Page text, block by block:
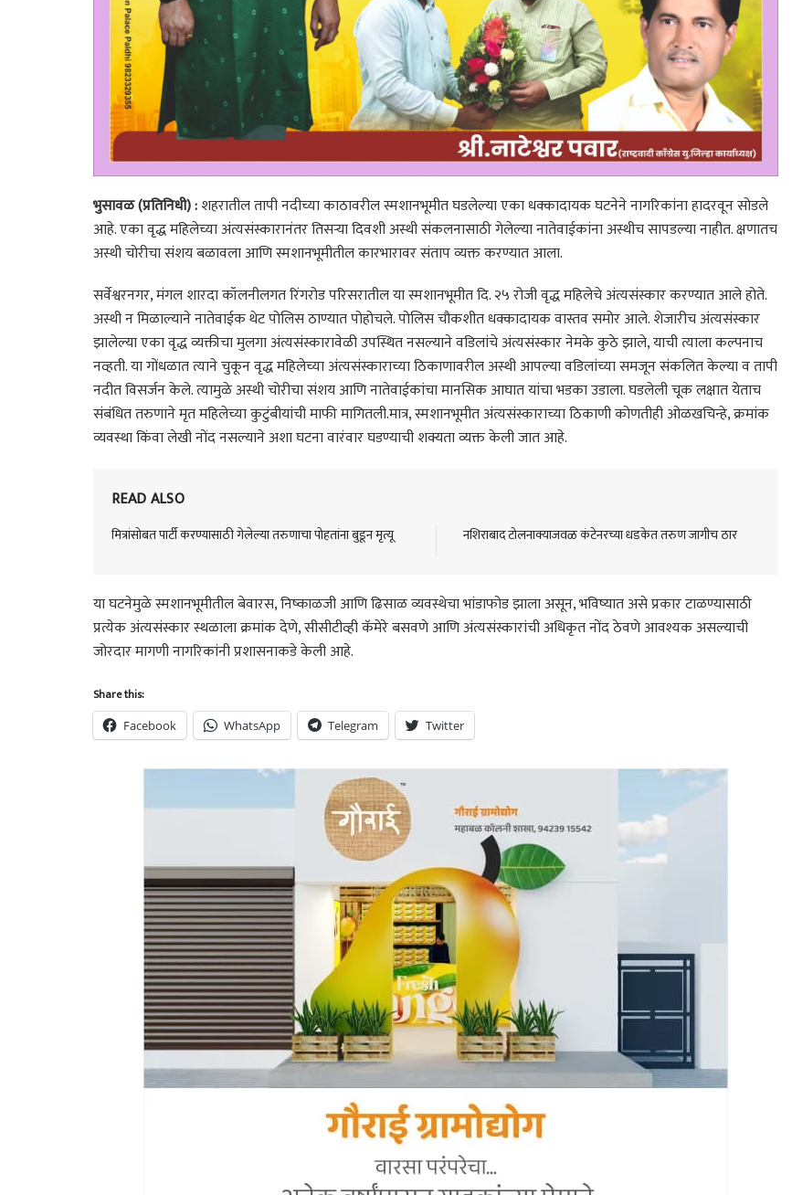
भुसावळ (प्रतिनिधी) :शहरातील तापी नदीच्या काठावरील स्मशानभूमीत घडलेल्या एका धक्कादायक घटनेने नागरिकांना हादरवून सोडले
आहे. एका वृद्ध महिलेच्या अंत्यसंस्कारानंतर तिसऱ्या दिवशी अस्थी संकलनासाठी गेलेल्या नातेवाईकांना अस्थीच सापडल्या नाहीत. क्षणातच
अस्थी चोरीचा संशय बळावला आणि स्मशानभूमीतील कारभारावर संताप व्यक्त करण्यात आला.
सर्वेश्वरनगर, मंगल शारदा कॉलनीलगत रिंगरोड परिसरातील या स्मशानभूमीत दि. २५ रोजी वृद्ध महिलेचे अंत्यसंस्कार करण्यात आले होते.
अस्थी न मिळाल्याने नातेवाईक थेट पोलिस ठाण्यात पोहोचले. पोलिस चौकशीत धक्कादायक वास्तव समोर आले. शेजारीच अंत्यसंस्कार
झालेल्या एका वृद्ध व्यक्तीचा मुलगा अंत्यसंस्कारावेळी उपस्थित नसल्याने वडिलांचे अंत्यसंस्कार नेमके कुठे झाले, याची त्याला कल्पनाच
नव्हती. या गोंधळात त्याने चुकून वृद्ध महिलेच्या अंत्यसंस्काराच्या ठिकाणावरील अस्थी आपल्या वडिलांच्या समजून संकलित केल्या व तापी
नदीत विसर्जन केले. त्यामुळे अस्थी चोरीचा संशय आणि नातेवाईकांचा मानसिक आघात यांचा भडका उडाला. घडलेली चूक लक्षात येताच
संबंधित तरुणाने मृत महिलेच्या कुटुंबीयांची माफी मागितली.मात्र, स्मशानभूमीत अंत्यसंस्काराच्या ठिकाणी कोणतीही ओळखचिन्हे, क्रमांक
व्यवस्था किंवा लेखी नोंद नसल्याने अशा घटना वारंवार घडण्याची शक्यता व्यक्त केली जात आहे.
READ ALSO
मित्रांसोबत पार्टी करण्यासाठी गेलेल्या तरुणाचा पोहतांना बुडून मृत्यू नशिराबाद टोलनाक्याजवळ कंटेनरच्या धडकेत तरुण जागीच ठार
या घटनेमुळे स्मशानभूमीतील बेवारस, निष्काळजी आणि ढिसाळ व्यवस्थेचा भांडाफोड झाला असून, भविष्यात असे प्रकार टाळण्यासाठी
प्रत्येक अंत्यसंस्कार स्थळाला क्रमांक देणे, सीसीटीव्ही कॅमेरे बसवणे आणि अंत्यसंस्कारांची अधिकृत नोंद ठेवणे आवश्यक असल्याची
जोरदार मागणी नागरिकांनी प्रशासनाकडे केली आहे.
Share this:
Facebook WhatsApp Telegram Twitter